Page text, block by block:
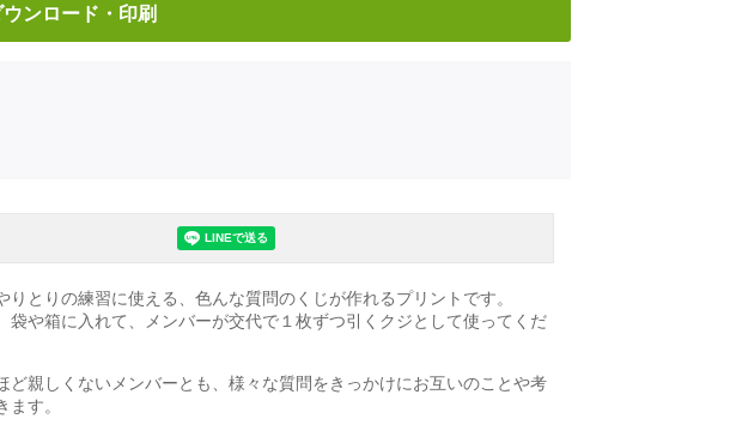
ンロード・印刷
とりの練習に使える、色んな質問のくじが作れるプリントです。
袋や箱に入れて、メンバーが交代で１枚ずつ引くクジとして使ってくだ
ど親しくないメンバーとも、様々な質問をきっかけにお互いのことや考
す。